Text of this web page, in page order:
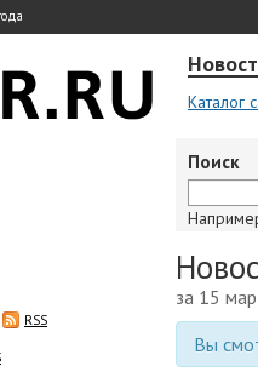
года
Каталог
Поиск
RSS
за 15
Вы